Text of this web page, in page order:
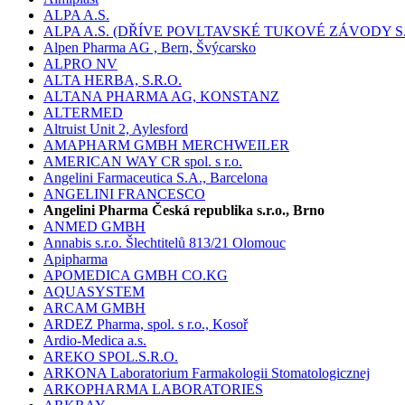
ALPA A.S.
ALPA A.S. (DŘÍVE POVLTAVSKÉ TUKOVÉ ZÁVODY
Alpen Pharma AG , Bern, Švýcarsko
ALPRO NV
ALTA HERBA, S.R.O.
ALTANA PHARMA AG, KONSTANZ
ALTERMED
Altruist Unit 2, Aylesford
AMAPHARM GMBH MERCHWEILER
AMERICAN WAY CR spol. s r.o.
Angelini Farmaceutica S.A., Barcelona
ANGELINI FRANCESCO
Angelini Pharma Česká republika s.r.o., Brno
ANMED GMBH
Annabis s.r.o. Šlechtitelů 813/21 Olomouc
Apipharma
APOMEDICA GMBH CO.KG
AQUASYSTEM
ARCAM GMBH
ARDEZ Pharma, spol. s r.o., Kosoř
Ardio-Medica a.s.
AREKO SPOL.S.R.O.
ARKONA Laboratorium Farmakologii Stomatologicznej
ARKOPHARMA LABORATORIES